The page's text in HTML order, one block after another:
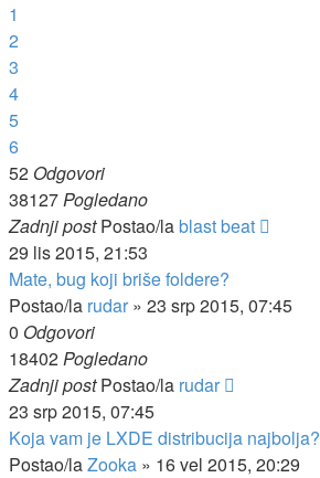
1
2
3
4
5
6
52 Odgovori
38127Pogledano
Zadnji postPostao/lablast beat
29 lis 2015, 21:53
Mate, bug koji briše foldere?
Postao/la rudar » 23 srp 2015, 07:45
0 Odgovori
18402Pogledano
Zadnji postPostao/la rudar
23 srp 2015, 07:45
Koja vam je LXDE distribucija najbolja?
Postao/laZooka » 16 vel 2015, 20:29